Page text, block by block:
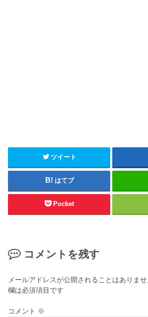
ツイート
はてブ
Pocket
コメントを残す
メールアドレスが公開されることはありませ
欄は必須項目です
コメント ※